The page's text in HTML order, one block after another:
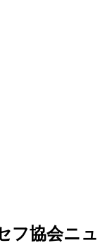
フ協会ニ